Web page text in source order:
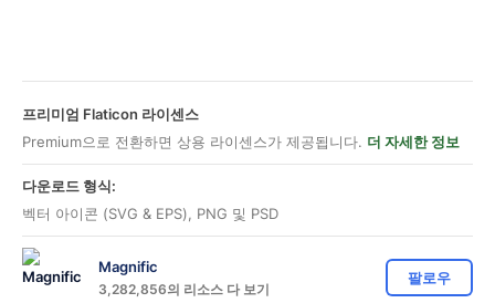
프리미엄 Flaticon 라이센스
Premium으로 전환하면 상용 라이센스가 제공됩니다. 더 자세한 정보
다운로드 형식:
벡터 아이콘 (SVG & EPS), PNG 및 PSD
Magnific
3,282,856의 리소스 다 보기
팔로우